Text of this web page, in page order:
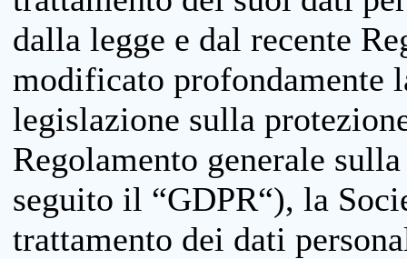
dalla legge e dal recente
modificato profondamente
legislazione sulla
Regolamento generale
seguito il “GDPR“), la
trattamento dei dati